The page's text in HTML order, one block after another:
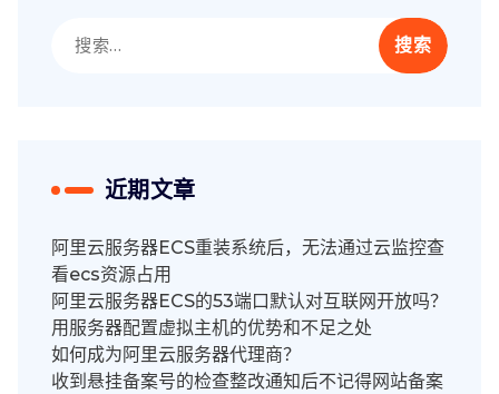
索：
近期文章
阿里云服务器ECS重装系统后，无法通过云监控查
看ecs资源占用
阿里云服务器ECS的53端口默认对互联网开放吗？
用服务器配置虚拟主机的优势和不足之处
如何成为阿里云服务器代理商？
收到悬挂备案号的检查整改通知后不记得网站备案